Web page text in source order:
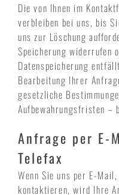
Die von Ihnen im
verbleiben bei uns, bis
uns zur Löschung
Speicherung widerrufen
Datenspeicherung
Bearbeitung Ihrer
gesetzliche
Aufbewahrungsfristen –
Anfrage per E-
Telefax
Wenn Sie uns per E-
kontaktieren, wird Ihre